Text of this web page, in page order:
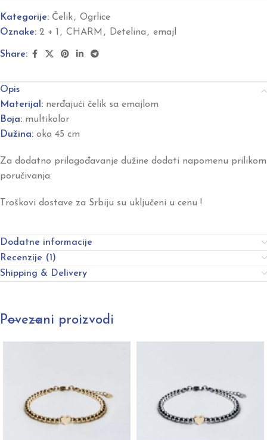
Kategorije: Čelik, Ogrlice
Oznake: 2 + 1 , CHARM , Detelina, emajl
Share:
Opis
Materijal: nerđajući čelik sa emajlom
Boja: multikolor
Dužina: oko 45 cm
Za dodatno prilagođavanje dužine dodati napomenu prilikom
poručivanja.
Troškovi dostave za Srbiju su uključeni u cenu !
Dodatne informacije
Recenzije (1)
Shipping & Delivery
Povezani proizvodi